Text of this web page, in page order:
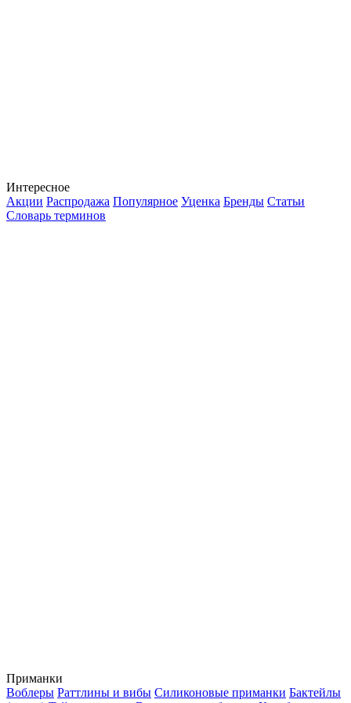
Интересное
Акции Распродажа Популярное Уценка Бренды Статьи
Словарь терминов
Приманки
Воблеры Раттлины и вибы Силиконовые приманки Бактейлы